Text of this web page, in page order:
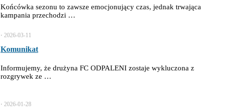
Końcówka sezonu to zawsze emocjonujący czas, jednak trwająca
kampania przechodzi …
Komunikat
⋅ 2026-03-11
Informujemy, że drużyna FC ODPALENI zostaje wykluczona z
rozgrywek ze …
⋅ 2026-01-28